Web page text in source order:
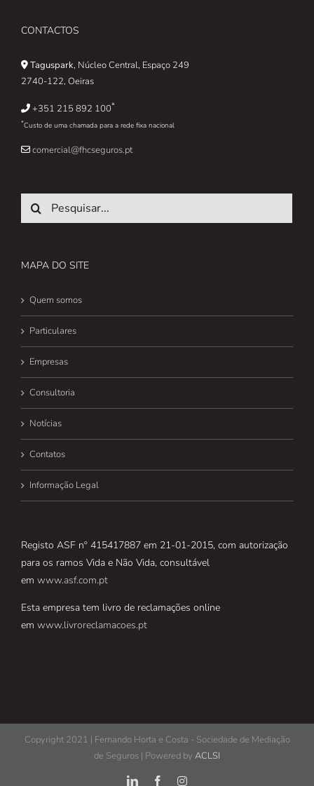
CONTACTOS
Taguspark, Núcleo Central, Espaço 249
2740-122, Oeiras
+351 215 892 100*
*Custo de uma chamada para a rede fixa nacional
comercial@fhcseguros.pt
Pesquisar
MAPA DO SITE
Quem somos
Particulares
Empresas
Consultoria
Notícias
Contatos
Informação Legal
Registo ASF nº 415417887 em 21-01-2015, com autorização
para os ramos Vida e Não Vida, consultável
em www.asf.com.pt
Esta empresa tem livro de reclamações online
em www.livroreclamacoes.pt
Copyright 2021 | Fernando Horta e Costa - Sociedade de Mediação
de Seguros | Powered by ACLSI
LinkedInFacebookInstagram